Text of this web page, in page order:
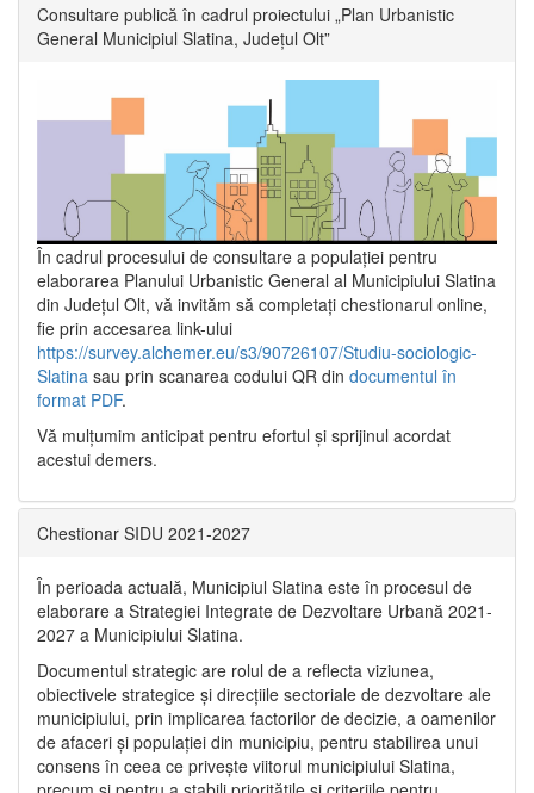
Consultare publică în cadrul proiectului „Plan Urbanistic
General Municipiul Slatina, Județul Olt”
În cadrul procesului de consultare a populaţiei pentru
elaborarea Planului Urbanistic General al Municipiului Slatina
din Județul Olt, vă invităm să completați chestionarul online,
fie prin accesarea link-ului
https://survey.alchemer.eu/s3/90726107/Studiu-sociologic-
Slatina sau prin scanarea codului QR din documentul în
format PDF.
Vă mulţumim anticipat pentru efortul şi sprijinul acordat
acestui demers.
Chestionar SIDU 2021-2027
În perioada actuală, Municipiul Slatina este în procesul de
elaborare a Strategiei Integrate de Dezvoltare Urbană 2021‐
2027 a Municipiului Slatina.
Documentul strategic are rolul de a reflecta viziunea,
obiectivele strategice și direcțiile sectoriale de dezvoltare ale
municipiului, prin implicarea factorilor de decizie, a oamenilor
de afaceri și populației din municipiu, pentru stabilirea unui
consens în ceea ce privește viitorul municipiului Slatina,